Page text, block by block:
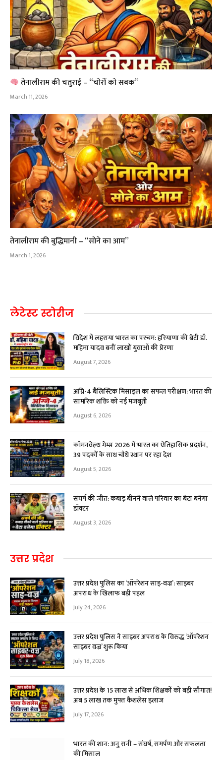
तेनालीराम की चतुराई – “चोरों को सबक”
March 11, 2026
तेनालीराम की बुद्धिमानी – “सोने का आम”
March 1, 2026
लेटेस्ट स्टोरीज
विदेश में लहराया भारत का परचम: हरियाणा की बेटी डॉ.
महिमा यादव बनीं लाखों युवाओं की प्रेरणा
August 7, 2026
अग्नि-4 बैलिस्टिक मिसाइल का सफल परीक्षण: भारत की
सामरिक शक्ति को नई मजबूती
August 6, 2026
कॉमनवेल्थ गेम्स 2026 में भारत का ऐतिहासिक प्रदर्शन,
39 पदकों के साथ चौथे स्थान पर रहा देश
August 5, 2026
संघर्ष की जीत: कबाड़ बीनने वाले परिवार का बेटा बनेगा
डॉक्टर
August 3, 2026
उत्तर प्रदेश
उत्तर प्रदेश पुलिस का ‘ऑपरेशन साइ-वज्र’: साइबर
अपराध के खिलाफ बड़ी पहल
July 24, 2026
उत्तर प्रदेश पुलिस ने साइबर अपराध के विरुद्ध ‘ऑपरेशन
साइबर वज्र’ शुरू किया
July 18, 2026
उत्तर प्रदेश के 15 लाख से अधिक शिक्षकों को बड़ी सौगात!
अब ₹5 लाख तक मुफ्त कैशलेस इलाज
July 17, 2026
भारत की शान: अनु रानी – संघर्ष, समर्पण और सफलता
की मिसाल